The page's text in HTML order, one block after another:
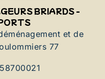
BRIARDS -
et de
77